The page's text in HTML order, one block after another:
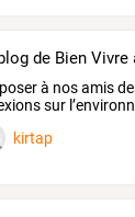
à nosamis
sur
adresses
kirtap